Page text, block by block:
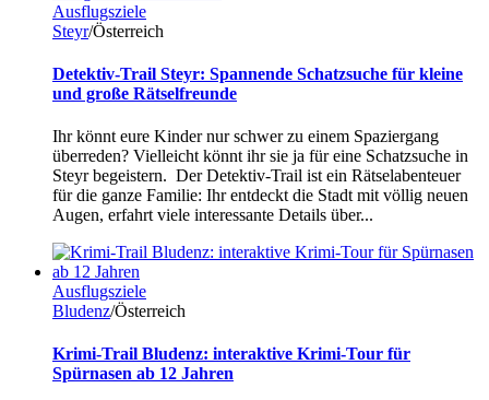
Ausflugsziele
Steyr/Österreich
Detektiv-Trail Steyr: Spannende Schatzsuche für kleine
und große Rätselfreunde
Ihr könnt eure Kinder nur schwer zu einem Spaziergang
überreden? Vielleicht könnt ihr sie ja für eine Schatzsuche in
Steyr begeistern. Der Detektiv-Trail ist ein Rätselabenteuer
für die ganze Familie: Ihr entdeckt die Stadt mit völlig neuen
Augen, erfahrt viele interessante Details über...
Ausflugsziele
Bludenz/Österreich
Krimi-Trail Bludenz: interaktive Krimi-Tour für
Spürnasen ab 12 Jahren